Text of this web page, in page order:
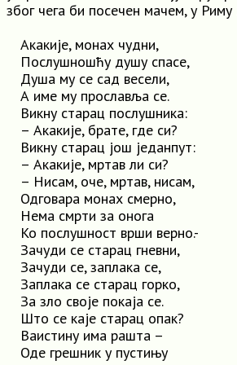
због чега би посечен мачем, у Риму
Акакије, монах чудни,
Послушношћу душу спасе,
Душа му се сад весели,
А име му прославља се.
Викну старац послушника:
– Акакије, брате, где си?
Викну старац још једанпут:
– Акакије, мртав ли си?
– Нисам, оче, мртав, нисам,
Одговара монах смерно,
Нема смрти за онога
Ко послушност врши верно.-
Зачуди се старац гневни,
Зачуди се, заплака се,
Заплака се старац горко,
За зло своје покаја се.
Што се каје старац опак?
Ваистину има рашта –
Оде грешник у пустињу